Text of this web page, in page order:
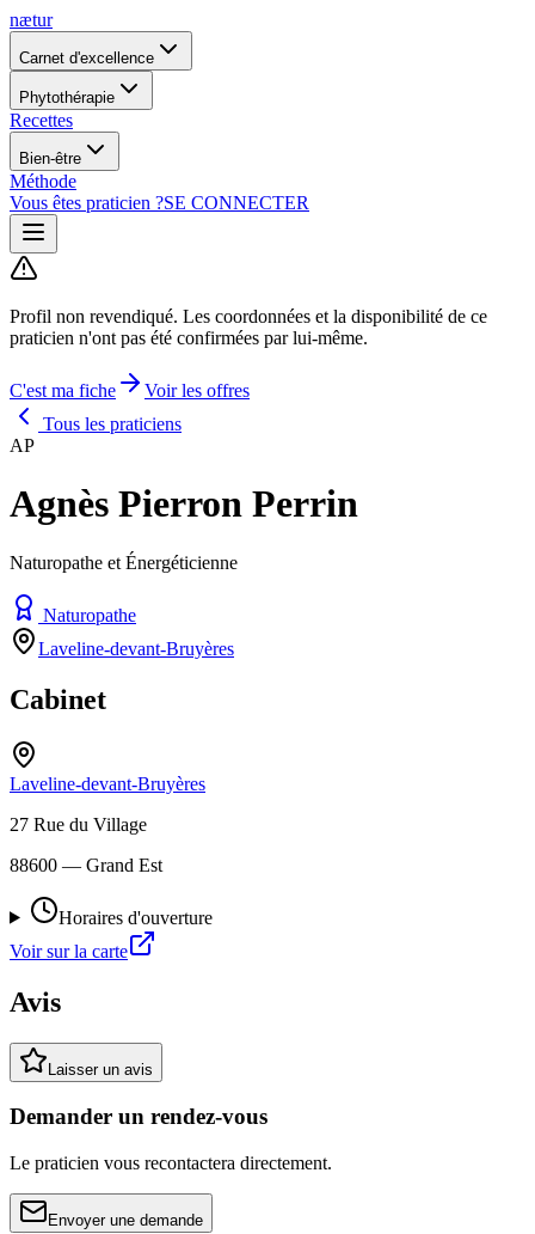
nætur
Carnet d'excellence
Phytothérapie
Recettes
Bien-être
Méthode
Vous êtes praticien ?SE CONNECTER
Profil non revendiqué. Les coordonnées et la disponibilité de ce
praticien n'ont pas été confirmées par lui-même.
C'est ma fiche
Voir les offres
Tous les praticiens
AP
Agnès Pierron Perrin
Naturopathe et Énergéticienne
Naturopathe
Laveline-devant-Bruyères
Cabinet
Laveline-devant-Bruyères
27 Rue du Village
88600 — Grand Est
Horaires d'ouverture
Voir sur la carte
Avis
Laisser un avis
Demander un rendez-vous
Le praticien vous recontactera directement.
Envoyer une demande